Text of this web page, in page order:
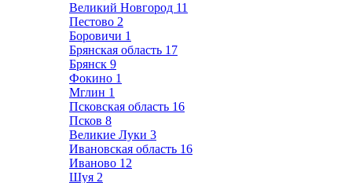
Великий Новгород 11
Пестово 2
Боровичи 1
Брянская область 17
Брянск 9
Фокино 1
Мглин 1
Псковская область 16
Псков 8
Великие Луки 3
Ивановская область 16
Иваново 12
Шуя 2